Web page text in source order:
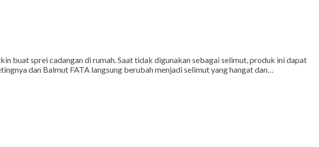
buat sprei cadangan di rumah. Saat tidak digunakan sebagai selimut, produk ini dapat
dan Balmut FATA langsung berubah menjadi selimut yang hangat dan…